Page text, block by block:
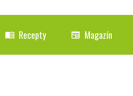
menu_book Recepty newspaper Magazín